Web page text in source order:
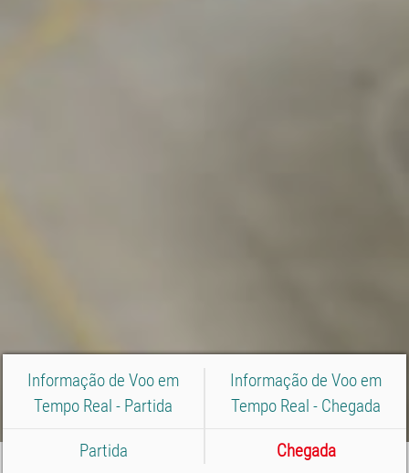
Informação de Voo em
Tempo Real - Partida
Informação de Voo em
Tempo Real - Chegada
Partida Chegada